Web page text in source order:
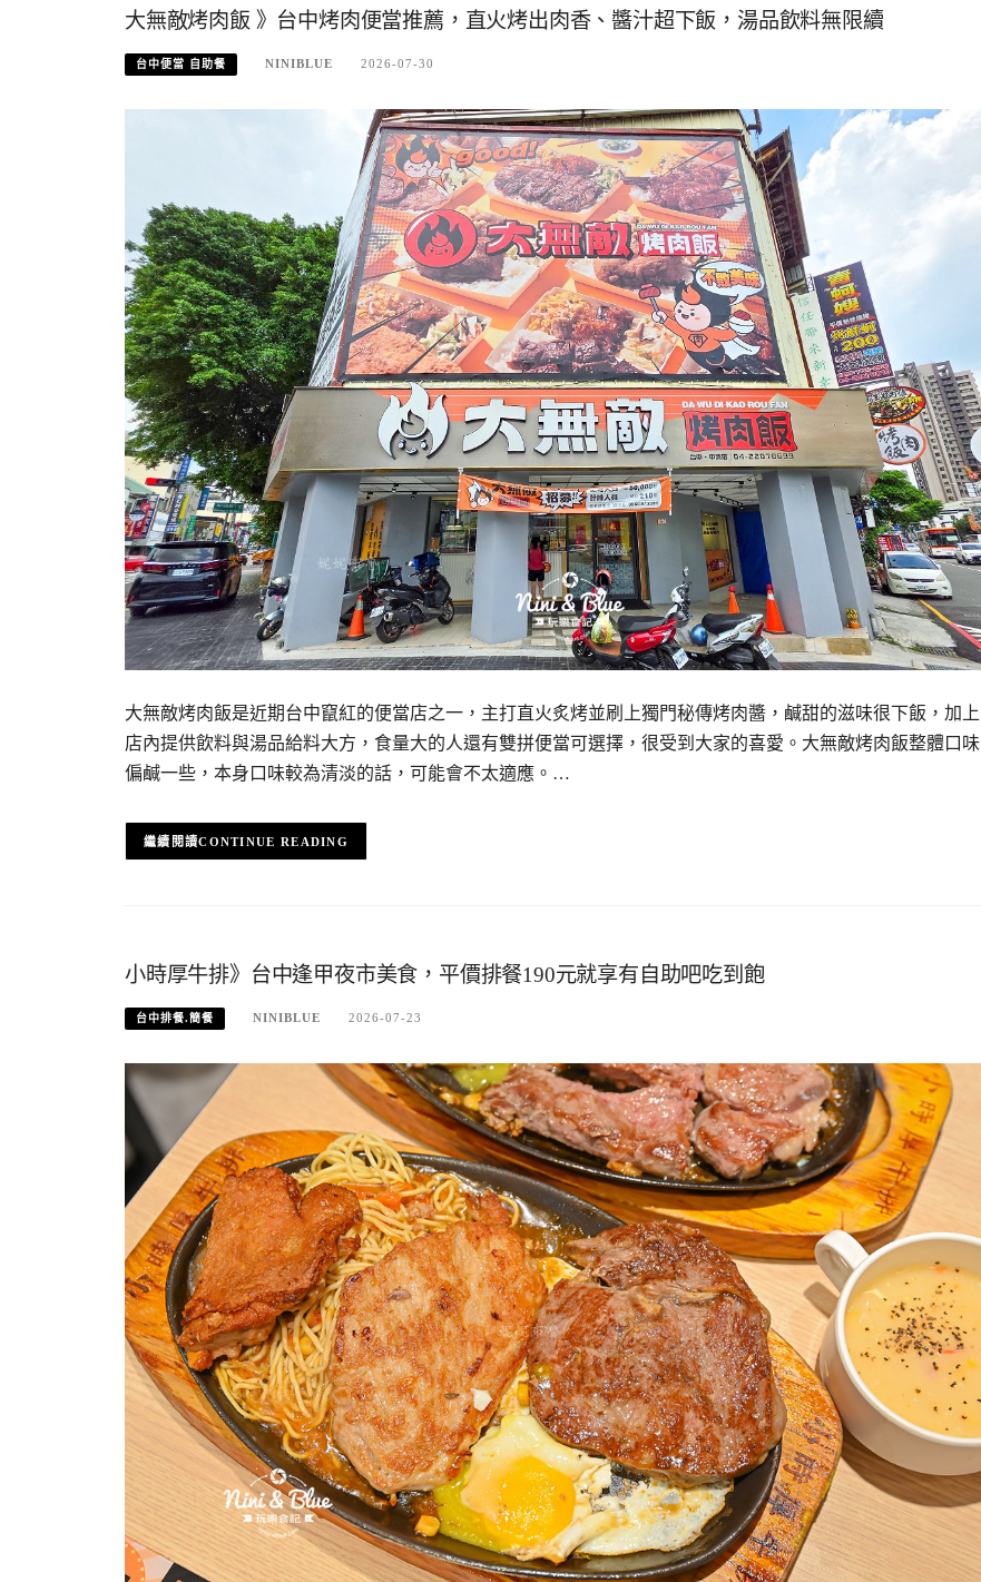
大無敵烤肉飯 》台中烤肉便當推薦，直火烤出肉香、醬汁超下飯，湯品飲料無限續
台中便當 自助餐 NINIBLUE 2026-07-30
大無敵烤肉飯是近期台中竄紅的便當店之一，主打直火炙烤並刷上獨門秘傳烤肉醬，鹹甜的滋味很下飯，加上
店內提供飲料與湯品給料大方，食量大的人還有雙拼便當可選擇，很受到大家的喜愛。大無敵烤肉飯整體口味
偏鹹一些，本身口味較為清淡的話，可能會不太適應。…
CONTINUE READING
小時厚牛排》台中逢甲夜市美食，平價排餐190元就享有自助吧吃到飽
台中排餐.簡餐 NINIBLUE 2026-07-23